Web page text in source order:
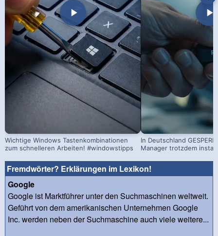
Wichtige Windows Tastenkombinationen
zum schnelleren Arbeiten! #windowstipps
In Deutschland
Manager trotzdem
Fremdwörter? Erklärungen im Lexikon!
Google
Google ist Marktführer unter den Suchmaschinen weltweit.
Geführt von dem amerikanischen Unternehmen Google
Inc. werden neben der Suchmaschine auch viele weitere...